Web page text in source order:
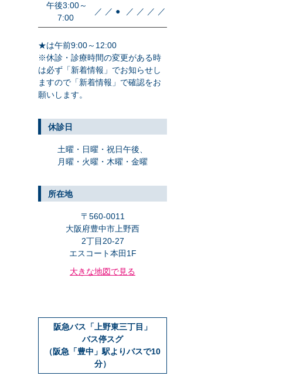
午後3:00～
7:00
／ ／ ● ／ ／ ／ ／
★は午前9:00～12:00
※休診・診療時間の変更がある時
は必ず「新着情報」でお知らせし
ますので「新着情報」で確認をお
願いします。
休診日
土曜・日曜・祝日午後、
月曜・火曜・木曜・金曜
所在地
〒560-0011
大阪府豊中市上野西
2丁目20-27
エスコート本田1F
大きな地図で見る
阪急バス「上野東三丁目」
バス停スグ
（阪急「豊中」駅よりバスで10
分）